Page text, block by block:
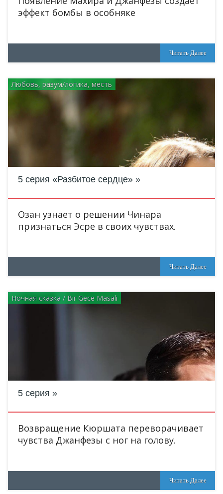
эффект бомбы в особняке
Читать Далее
Любовь, разум/логика, месть
5 серия «Разбитое сердце»
Озан узнает о решении Чинара
признаться Эсре в своих чувствах.
Читать Далее
Ночная сказка / Bir Gece Masali
5 серия
Возвращение Кюршата переворачивает
чувства Джанфезы с ног на голову.
Читать Далее